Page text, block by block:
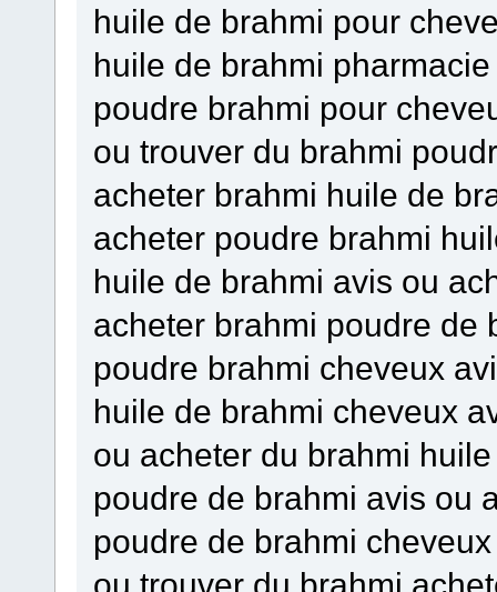
huile de brahmi pour
huile de brahmi
poudre brahmi pour
ou trouver du brahmi
acheter brahmi huile de
acheter poudre brahmi
huile de brahmi avis ou
acheter brahmi poudre de
poudre brahmi cheveux
huile de brahmi cheveux
ou acheter du brahmi
poudre de brahmi avis ou
poudre de brahmi
ou trouver du brahmi